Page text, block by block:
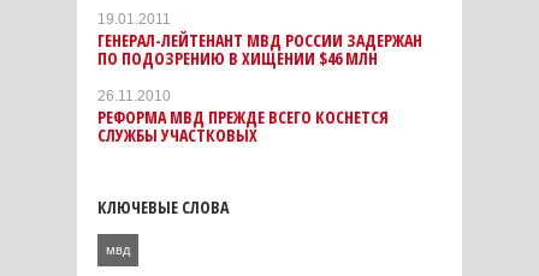
19.01.2011
ГЕНЕРАЛ-ЛЕЙТЕНАНТ МВД РОССИИ ЗАДЕРЖАН
ПО ПОДОЗРЕНИЮ В ХИЩЕНИИ $46 МЛН
26.11.2010
РЕФОРМА МВД ПРЕЖДЕ ВСЕГО КОСНЕТСЯ
СЛУЖБЫ УЧАСТКОВЫХ
КЛЮЧЕВЫЕ СЛОВА
мвд